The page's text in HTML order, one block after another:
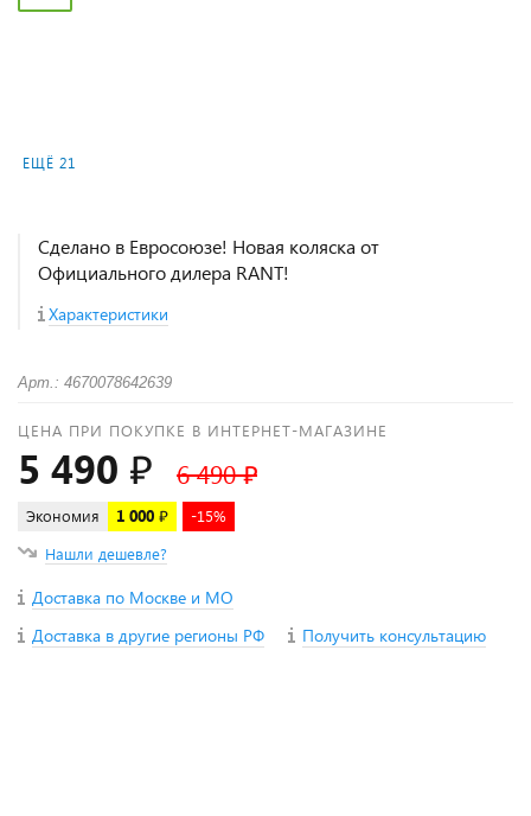
ЕЩЁ 21
Сделано в Евросоюзе! Новая коляска от
Официального дилера RANT!
Характеристики
Арт.: 4670078642639
ЦЕНА ПРИ ПОКУПКЕ В ИНТЕРНЕТ-МАГАЗИНЕ
5 490 ₽ 6 490 ₽
Экономия 1 000 ₽
-15%
Нашли дешевле?
Доставка по Москве и МО
Доставка в другие регионы РФ
Получить консультацию